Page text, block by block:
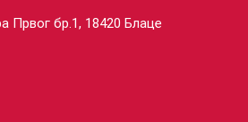
Првог бр.1, 18420 Блаце